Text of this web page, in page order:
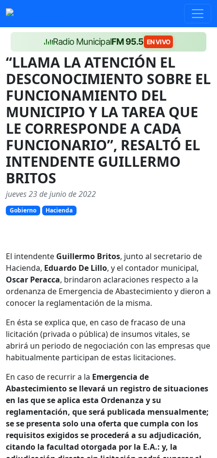
Radio MunicipalFM 95.5 EN VIVO
“LLAMA LA ATENCIÓN EL
DESCONOCIMIENTO SOBRE EL
FUNCIONAMIENTO DEL
MUNICIPIO Y LA TAREA QUE
LE CORRESPONDE A CADA
FUNCIONARIO”, RESALTÓ EL
INTENDENTE GUILLERMO
BRITOS
jueves 23 de junio de 2022
Gobierno Hacienda
El intendente Guillermo Britos, junto al secretario de
Hacienda, Eduardo De Lillo, y el contador municipal,
Oscar Peracca, brindaron aclaraciones respecto a la
ordenanza de Emergencia de Abastecimiento y dieron a
conocer la reglamentación de la misma.
En ésta se explica que, en caso de fracaso de una
licitación (privada o pública) de insumos vitales, se
abrirá un periodo de negociación con las empresas que
habitualmente participan de estas licitaciones.
En caso de recurrir a la Emergencia de
Abastecimiento se llevará un registro de situaciones
en las que se aplica esta Ordenanza y su
reglamentación, que será publicada mensualmente;
se se presenta solo una oferta que cumpla con los
requisitos exigidos se procederá a su adjudicación,
citando la facultad otorgada por la E.A.: y, la